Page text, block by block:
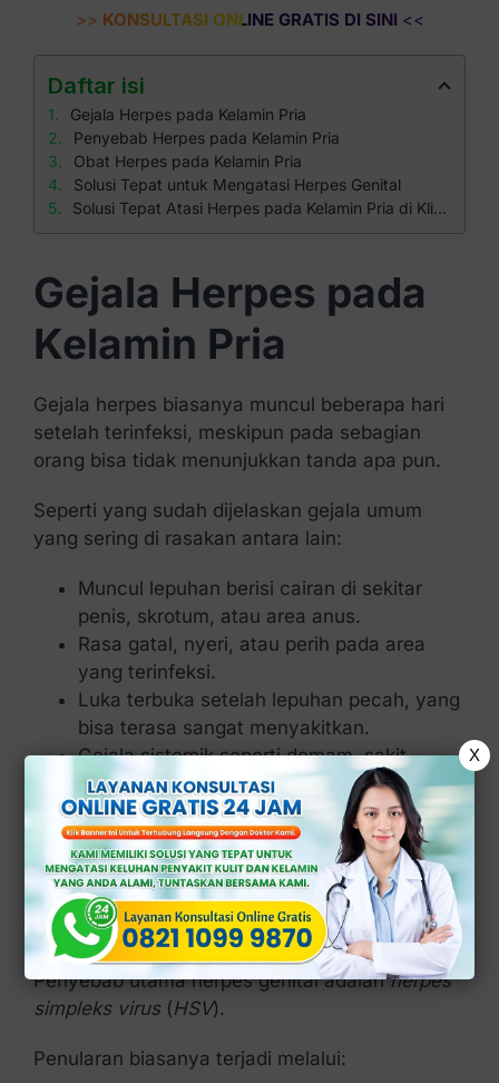
>> KONSULTASI ONLINE GRATIS DI SINI <<
Daftar isi
Gejala Herpes pada Kelamin Pria
Penyebab Herpes pada Kelamin Pria
Obat Herpes pada Kelamin Pria
Solusi Tepat untuk Mengatasi Herpes Genital
Solusi Tepat Atasi Herpes pada Kelamin Pria di Klinik Apollo
Gejala Herpes pada
Kelamin Pria
Gejala herpes biasanya muncul beberapa hari
setelah terinfeksi, meskipun pada sebagian
orang bisa tidak menunjukkan tanda apa pun.
Seperti yang sudah dijelaskan gejala umum
yang sering di rasakan antara lain:
Muncul lepuhan berisi cairan di sekitar
penis, skrotum, atau area anus.
Rasa gatal, nyeri, atau perih pada area
yang terinfeksi.
Luka terbuka setelah lepuhan pecah, yang
bisa terasa sangat menyakitkan.
Gejala sistemik seperti demam, sakit
kepala, dan pembengkakan kelenjar getah
bening di pangkal paha.
Penyebab Herpes
pada Kelamin Pria
Penyebab utama herpes genital adalahherpes
simpleks virus(HSV).
Penularan biasanya terjadi melalui:
X